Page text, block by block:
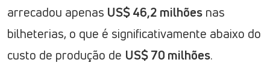
arrecadou apenas US$ 46,2 milhões nas
bilheterias, o que é significativamente abaixo do
custo de produção de US$ 70 milhões.